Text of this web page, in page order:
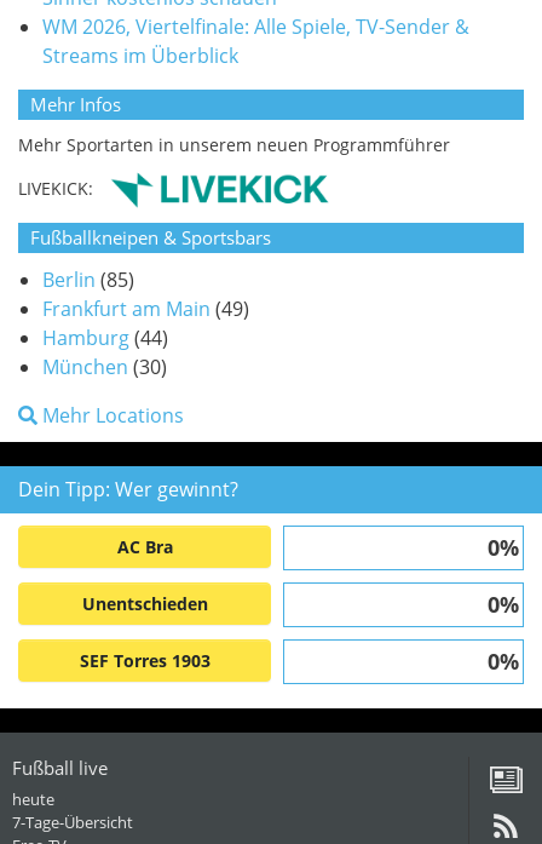
WM 2026, Viertelfinale: Alle Spiele, TV-Sender &
Streams im Überblick
Mehr Infos
Mehr Sportarten in unserem neuen Programmführer
LIVEKICK:
Fußballkneipen & Sportsbars
Berlin (85)
Frankfurt am Main (49)
Hamburg(44)
München (30)
Mehr Locations
Dein Tipp: Wer gewinnt?
AC Bra 0%
Unentschieden 0%
SEF Torres 1903 0%
Fußball live
heute
7-Tage-Übersicht